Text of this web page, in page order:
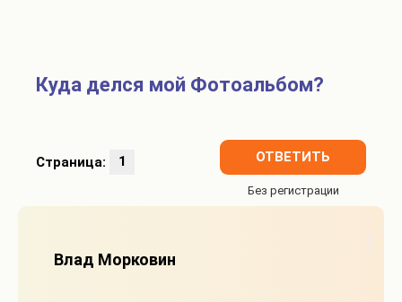
Куда делся мой Фотоальбом?
Страница: 1 ОТВЕТИТЬ
Влад Морковин